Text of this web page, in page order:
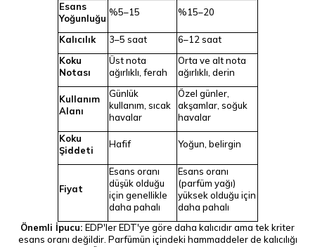
Esans
Yoğunluğu
%5–15 %15–20
Kalıcılık 3–5 saat
6–12 saat
Koku
Notası
Üst nota
ağırlıklı, ferah
Orta ve alt nota
ağırlıklı, derin
Kullanım
Alanı
Günlük
kullanım, sıcak
havalar
Özel günler,
akşamlar, soğuk
havalar
Koku
Şiddeti
Hafif Yoğun, belirgin
Fiyat
Esans oranı
düşük olduğu
için genellikle
daha pahalı
Esans oranı
(parfüm yağı)
yüksek olduğu için
daha pahalı
Önemli İpucu: EDP'ler EDT'ye göre daha kalıcıdır ama tek kriter
esans oranı değildir. Parfümün içindeki hammaddeler de kalıcılığı